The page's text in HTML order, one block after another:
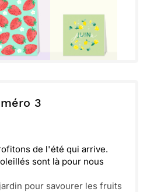
3
de l'été qui arrive.
sont là pour nous
pour savourer les fruits